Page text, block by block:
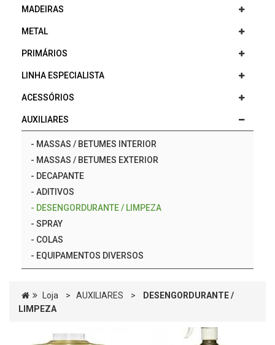
MADEIRAS
METAL
PRIMÁRIOS
LINHA ESPECIALISTA
ACESSÓRIOS
AUXILIARES
- MASSAS / BETUMES INTERIOR
- MASSAS / BETUMES EXTERIOR
- DECAPANTE
- ADITIVOS
- DESENGORDURANTE / LIMPEZA
- SPRAY
- COLAS
- EQUIPAMENTOS DIVERSOS
Loja > AUXILIARES >
DESENGORDURANTE /
LIMPEZA